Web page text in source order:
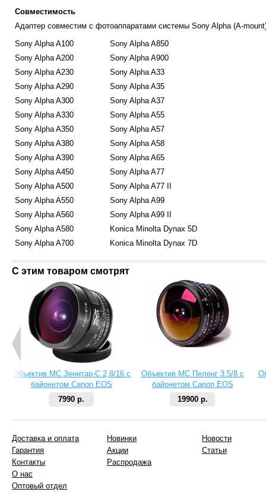
Совместимость
Адаптер совместим с фотоаппаратами системы Sony Alpha (A-
Sony Alpha A100
Sony Alpha A200
Sony Alpha A230
Sony Alpha A290
Sony Alpha A300
Sony Alpha A330
Sony Alpha A350
Sony Alpha A380
Sony Alpha A390
Sony Alpha A450
Sony Alpha A500
Sony Alpha A550
Sony Alpha A560
Sony Alpha A580
Sony Alpha A700
Sony Alpha A850
Sony Alpha A900
Sony Alpha A33
Sony Alpha A35
Sony Alpha A37
Sony Alpha A55
Sony Alpha A57
Sony Alpha A58
Sony Alpha A65
Sony Alpha A77
Sony Alpha A77 II
Sony Alpha A99
Sony Alpha A99 II
Konica Minolta Dynax 5D
Konica Minolta Dynax 7D
С этим товаром смотрят
Объектив МС Зенитар-C 2,8/16 с
байонетом Canon EOS
7990 р.
Объектив МС Пеленг 3.5/8 с
байонетом Canon EOS
19900 р.
Доставка и оплата
Гарантия
Контакты
О нас
Оптовый отдел
Новинки
Акции
Распродажа
Новости
Статьи